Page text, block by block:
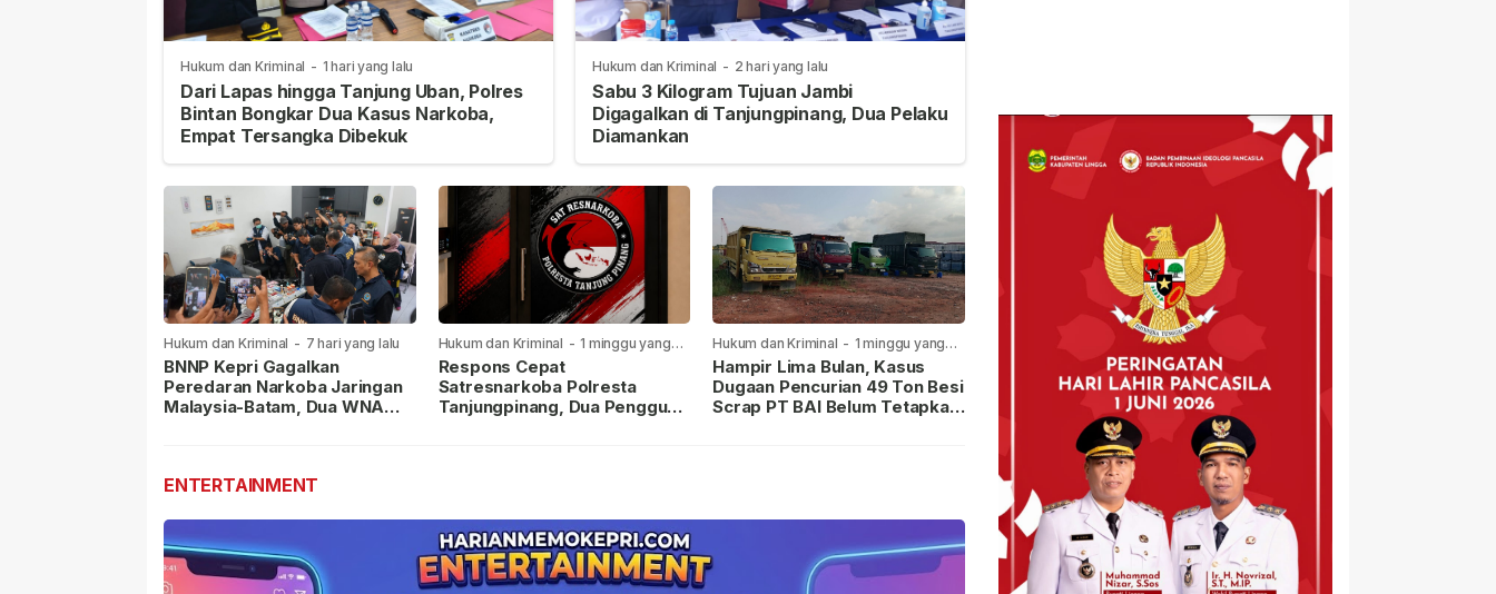
Hukum dan Kriminal - 1 hari yang lalu
Dari Lapas hingga Tanjung Uban, Polres
Bintan Bongkar Dua Kasus Narkoba,
Empat Tersangka Dibekuk
Hukum dan Kriminal - 2 hari yang lalu
Sabu 3 Kilogram Tujuan Jambi
Digagalkan di Tanjungpinang, Dua Pelaku
Diamankan
Hukum dan Kriminal - 7 hari yang lalu
BNNP Kepri Gagalkan
Peredaran Narkoba Jaringan
Malaysia-Batam, Dua WNA
Hukum dan Kriminal - 1 minggu yang
lalu
Respons Cepat
Satresnarkoba Polresta
Tanjungpinang, Dua Pengguna
Hukum dan Kriminal - 1 minggu yang
lalu
Hampir Lima Bulan, Kasus
Dugaan Pencurian 49 Ton Besi
Scrap PT BAI Belum Tetapkan
ENTERTAINMENT